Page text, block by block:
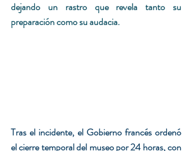
dejando un rastro que revela tanto su
preparación como su audacia.
Tras el incidente, el Gobierno francés ordenó
el cierre temporal del museo por 24 horas, con